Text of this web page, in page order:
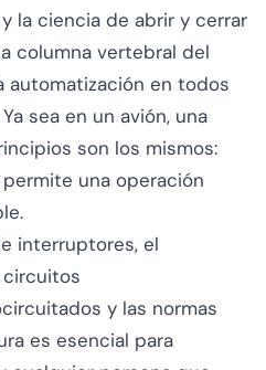
la ciencia de abrir y cerrar
columna vertebral del
automatización en todos
sea en un avión, una
son los mismos:
una operación
interruptores, el
y las normas
es esencial para